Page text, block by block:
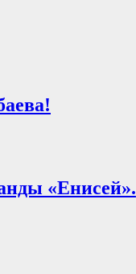
«Енисей».